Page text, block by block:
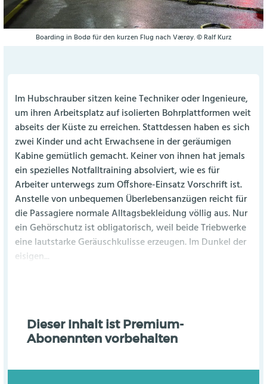
Boarding in Bodø für den kurzen Flug nach Værøy. © Ralf Kurz
Im Hubschrauber sitzen keine Techniker oder Ingenieure,
um ihren Arbeitsplatz auf isolierten Bohrplattformen weit
abseits der Küste zu erreichen. Stattdessen haben es sich
zwei Kinder und acht Erwachsene in der geräumigen
Kabine gemütlich gemacht. Keiner von ihnen hat jemals
ein spezielles Notfalltraining absolviert, wie es für
Arbeiter unterwegs zum Offshore-Einsatz Vorschrift ist.
Anstelle von unbequemen Überlebensanzügen reicht für
die Passagiere normale Alltagsbekleidung völlig aus. Nur
ein Gehörschutz ist obligatorisch, weil beide Triebwerke
eine lautstarke Geräuschkulisse erzeugen. Im Dunkel der
eisigen...
Dieser Inhalt ist Premium-
Abonennten vorbehalten